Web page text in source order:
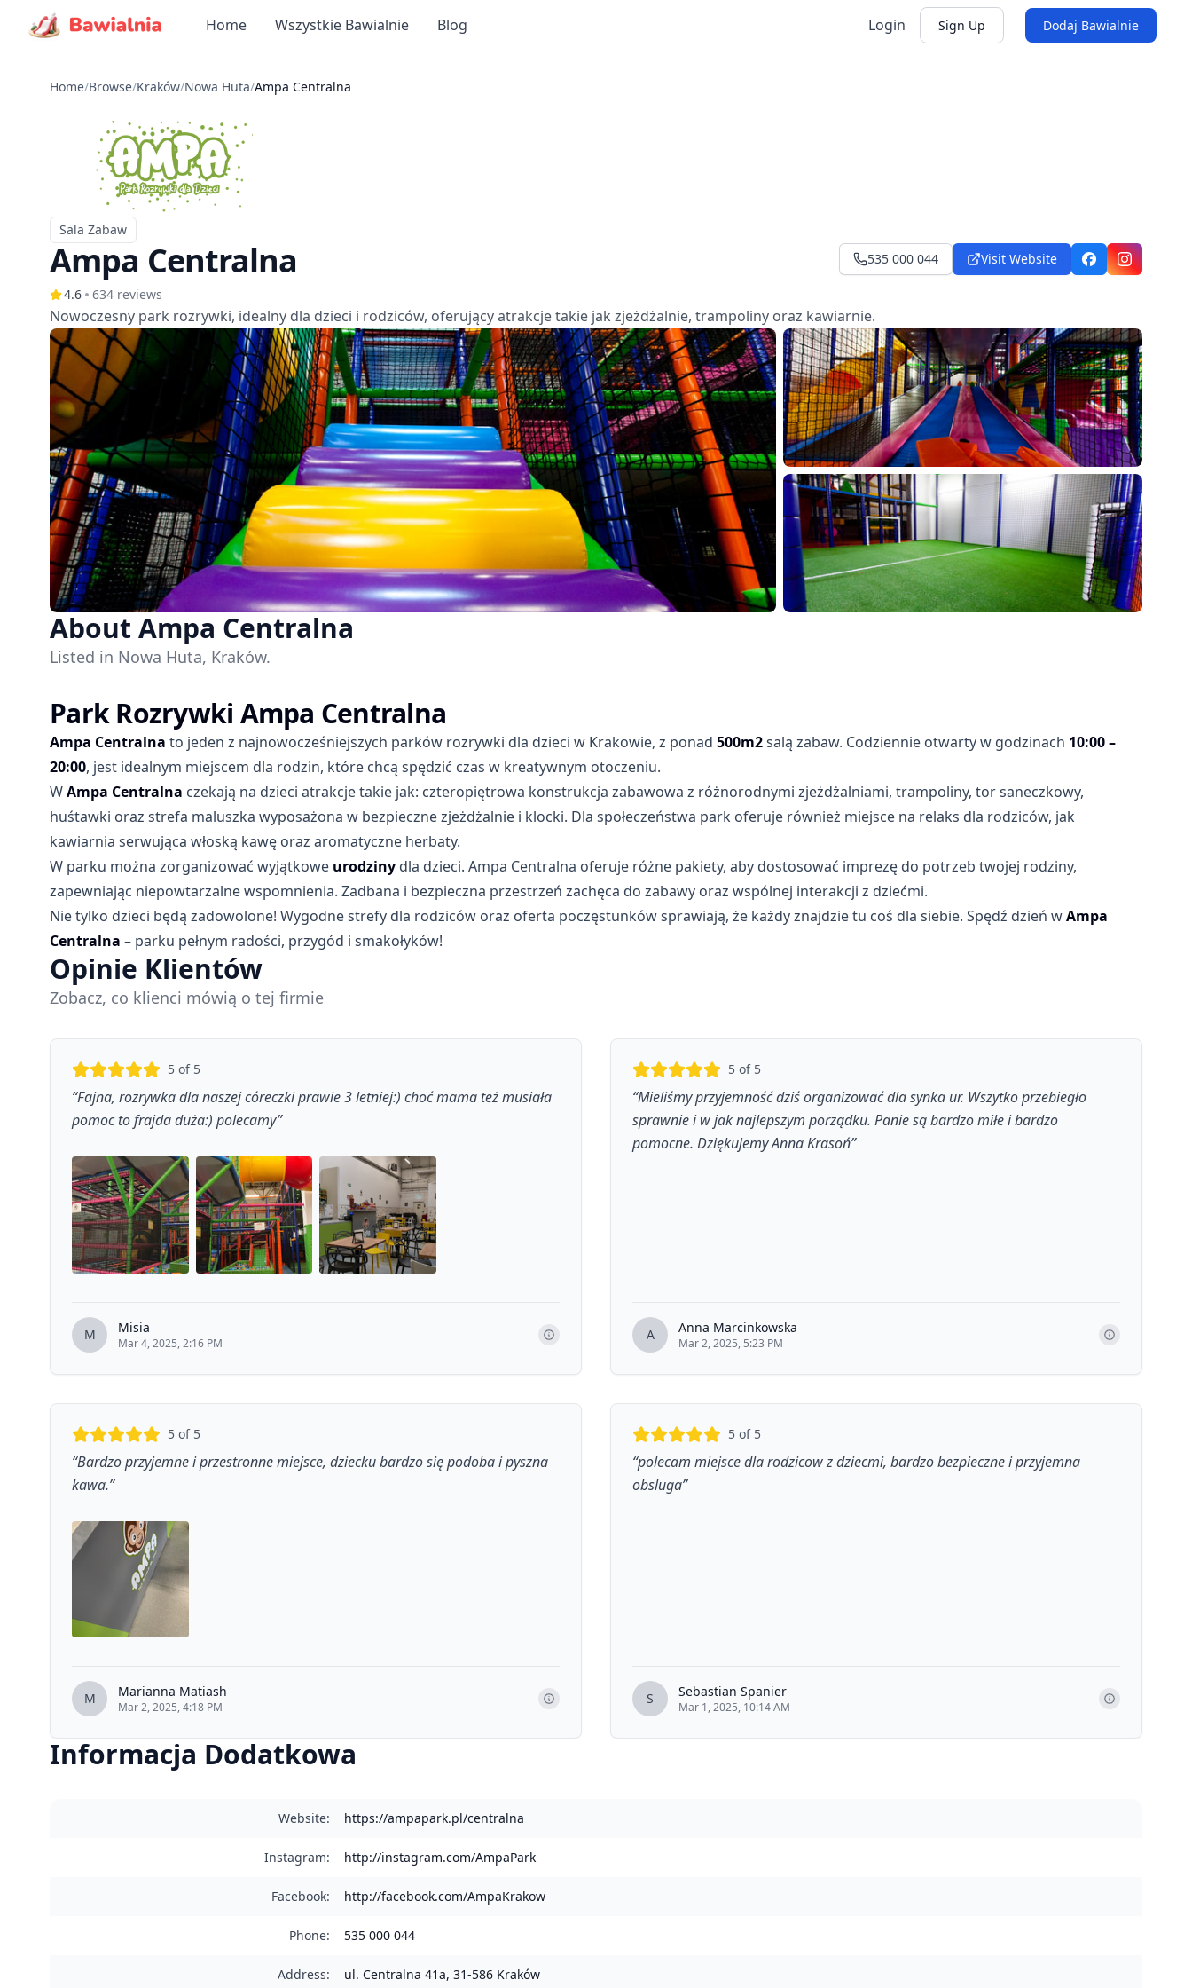
Home Wszystkie Bawialnie Blog Login Sign Up Dodaj Bawialnie
Home/Browse/Kraków/Nowa Huta/Ampa Centralna
Typ
Sala Zabaw
Ampa Centralna
4.6 634 reviews
535 000 044 Visit Website FacebookInstagram
Nowoczesny park rozrywki, idealny dla dzieci i rodziców, oferujący atrakcje takie jak zjeżdżalnie, trampoliny oraz kawiarnie.
About Ampa Centralna
Listed in Nowa Huta, Kraków.
Park Rozrywki Ampa Centralna
Ampa Centralna to jeden z najnowocześniejszych parków rozrywki dla dzieci w Krakowie, z ponad 500m2salą zabaw. Codziennie otwarty w godzinach 10:00 –
20:00, jest idealnym miejscem dla rodzin, które chcą spędzić czas w kreatywnym otoczeniu.
WAmpa Centralna czekają na dzieci atrakcje takie jak: czteropiętrowa konstrukcja zabawowa z różnorodnymi zjeżdżalniami, trampoliny, tor saneczkowy,
huśtawki oraz strefa maluszka wyposażona w bezpieczne zjeżdżalnie i klocki. Dla społeczeństwa park oferuje również miejsce na relaks dla rodziców, jak
kawiarnia serwująca włoską kawę oraz aromatyczne herbaty.
W parku można zorganizować wyjątkowe urodziny dla dzieci. Ampa Centralna oferuje różne pakiety, aby dostosować imprezę do potrzeb twojej rodziny,
zapewniając niepowtarzalne wspomnienia. Zadbana i bezpieczna przestrzeń zachęca do zabawy oraz wspólnej interakcji z dziećmi.
Nie tylko dzieci będą zadowolone! Wygodne strefy dla rodziców oraz oferta poczęstunków sprawiają, że każdy znajdzie tu coś dla siebie. Spędź dzień wAmpa
Centralna – parku pełnym radości, przygód i smakołyków!
Opinie Klientów
Zobacz, co klienci mówią o tej firmie
5 of 5
“Fajna, rozrywka dla naszej córeczki prawie 3 letniej:) choć mama też musiała
pomoc to frajda duża:) polecamy”
M Misia
Mar 4, 2025, 2:16 PM
5 of 5
“Mieliśmy przyjemność dziś organizować dla synka ur. Wszytko przebiegło
sprawnie i w jak najlepszym porządku. Panie są bardzo miłe i bardzo
pomocne. Dziękujemy Anna Krasoń”
A Anna Marcinkowska
Mar 2, 2025, 5:23 PM
5 of 5
“Bardzo przyjemne i przestronne miejsce, dziecku bardzo się podoba i pyszna
kawa.”
M Marianna Matiash
Mar 2, 2025, 4:18 PM
5 of 5
“polecam miejsce dla rodzicow z dziecmi, bardzo bezpieczne i przyjemna
obsluga”
S Sebastian Spanier
Mar 1, 2025, 10:14 AM
Informacja Dodatkowa
Website: https://ampapark.pl/centralna
Instagram: http://instagram.com/AmpaPark
Facebook: http://facebook.com/AmpaKrakow
Phone: 535 000 044
Address: ul. Centralna 41a, 31-586 Kraków